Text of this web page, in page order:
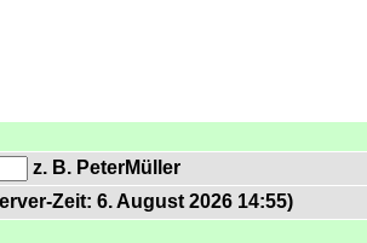
z. B. PeterMüller
Zeit: 6. August 2026 14:55)